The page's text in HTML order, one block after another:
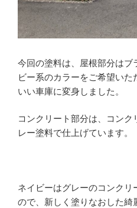
今回の塗料は、屋根部分はブ
ビー系のカラーをご希望いた
いい車庫に変身しました。
コンクリート部分は、コン
レー塗料で仕上げています。
ネイビーはグレーのコンクリ
ので、新しく塗りなおした綺